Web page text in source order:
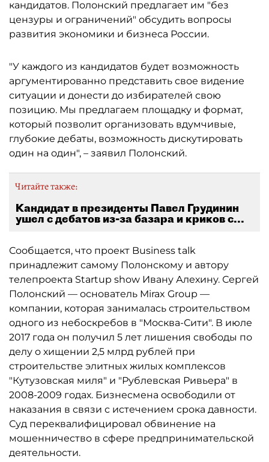
кандидатов. Полонский предлагает им "без
цензуры и ограничений" обсудить вопросы
развития экономики и бизнеса России.
"У каждого из кандидатов будет возможность
аргументированно представить свое видение
ситуации и донести до избирателей свою
позицию. Мы предлагаем площадку и формат,
который позволит организовать вдумчивые,
глубокие дебаты, возможность дискутировать
один на один", – заявил Полонский.
Читайте также:
Кандидат в президенты Павел Грудинин
ушел с дебатов из-за базара и криков с...
Сообщается, что проект Business talk
принадлежит самому Полонскому и автору
телепроекта Startup show Ивану Алехину. Сергей
Полонский — основатель Mirax Group —
компании, которая занималась строительством
одного из небоскребов в "Москва-Сити". В июле
2017 года он получил 5 лет лишения свободы по
делу о хищении 2,5 млрд рублей при
строительстве элитных жилых комплексов
"Кутузовская миля" и "Рублевская Ривьера" в
2008-2009 годах. Бизнесмена освободили от
наказания в связи с истечением срока давности.
Суд переквалифицировал обвинение на
мошенничество в сфере предпринимательской
деятельности.